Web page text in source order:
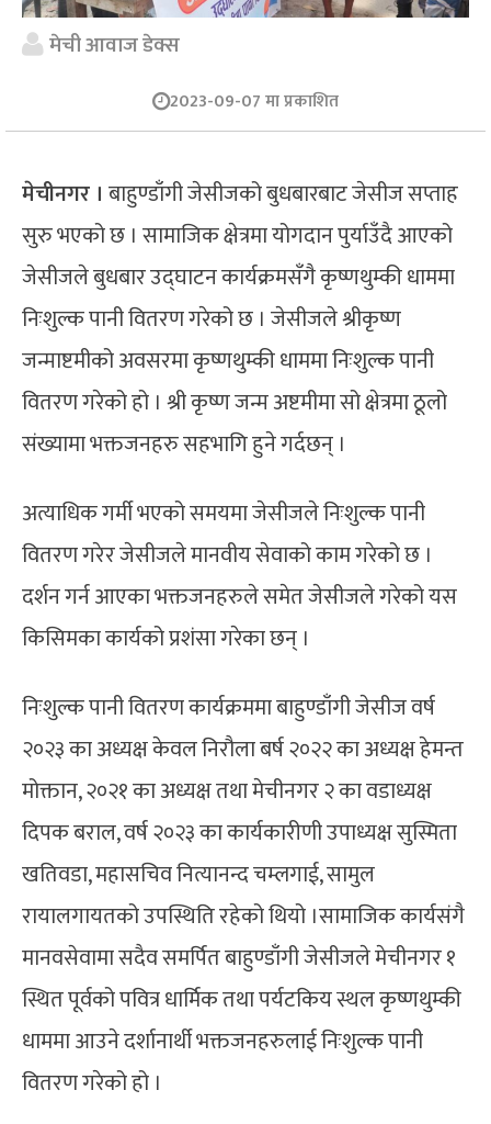
मेची आवाज डेक्स
2023-09-07 मा प्रकाशित
मेचीनगर । बाहुण्डाँगी जेसीजको बुधबारबाट जेसीज सप्ताह
सुरु भएको छ । सामाजिक क्षेत्रमा योगदान पुर्याउँदै आएको
जेसीजले बुधबार उद्घाटन कार्यक्रमसँगै कृष्णथुम्की धाममा
निःशुल्क पानी वितरण गरेको छ । जेसीजले श्रीकृष्ण
जन्माष्टमीको अवसरमा कृष्णथुम्की धाममा निःशुल्क पानी
वितरण गरेको हो । श्री कृष्ण जन्म अष्टमीमा सो क्षेत्रमा ठूलो
संख्यामा भक्तजनहरु सहभागि हुने गर्दछन् ।
अत्याधिक गर्मी भएको समयमा जेसीजले निःशुल्क पानी
वितरण गरेर जेसीजले मानवीय सेवाको काम गरेको छ ।
दर्शन गर्न आएका भक्तजनहरुले समेत जेसीजले गरेको यस
किसिमका कार्यको प्रशंसा गरेका छन् ।
निःशुल्क पानी वितरण कार्यक्रममा बाहुण्डाँगी जेसीज वर्ष
२०२३ का अध्यक्ष केवल निरौला बर्ष २०२२ का अध्यक्ष हेमन्त
मोक्तान, २०२१ का अध्यक्ष तथा मेचीनगर २ का वडाध्यक्ष
दिपक बराल, वर्ष २०२३ का कार्यकारीणी उपाध्यक्ष सुस्मिता
खतिवडा, महासचिव नित्यानन्द चम्लगाई, सामुल
रायालगायतको उपस्थिति रहेको थियो ।सामाजिक कार्यसंगै
मानवसेवामा सदैव समर्पित बाहुण्डाँगी जेसीजले मेचीनगर १
स्थित पूर्वको पवित्र धार्मिक तथा पर्यटकिय स्थल कृष्णथुम्की
धाममा आउने दर्शानार्थी भक्तजनहरुलाई निःशुल्क पानी
वितरण गरेको हो ।